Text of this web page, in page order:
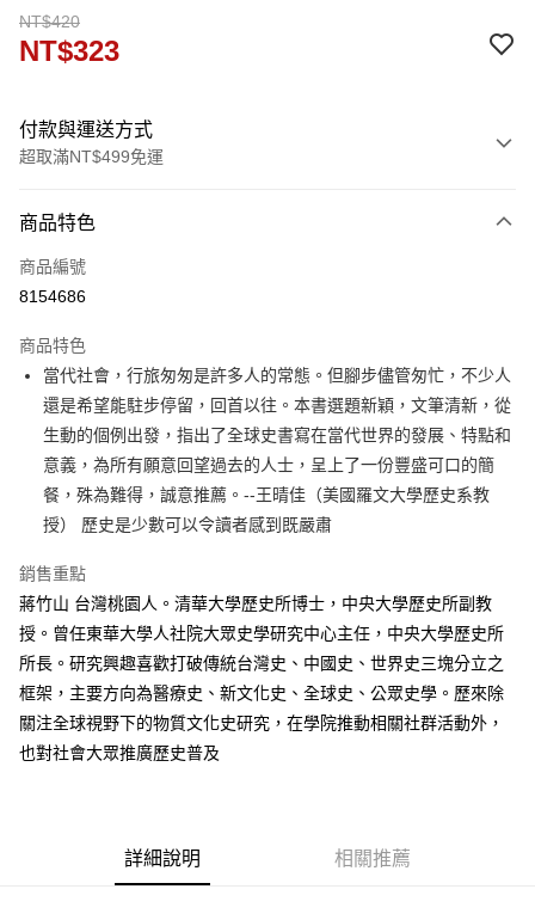
NT$420
NT$323
付款與運送方式
超取滿NT$499免運
信用卡一次付款
ATM付款
運送方式
付款後全家取貨
每筆NT$60，滿NT$499(含以上)免運費
付款後7-11取貨
每筆NT$60，滿NT$499(含以上)免運費
宅配
每筆NT$100，滿NT$499(含以上)免運費
商品特色
商品編號
8154686
商品特色
當代社會，行旅匆匆是許多人的常態。但腳步儘管匆忙，不少人
還是希望能駐步停留，回首以往。本書選題新穎，文筆清新，從
生動的個例出發，指出了全球史書寫在當代世界的發展、特點和
意義，為所有願意回望過去的人士，呈上了一份豐盛可口的簡
餐，殊為難得，誠意推薦。--王晴佳（美國羅文大學歷史系教
授） 歷史是少數可以令讀者感到既嚴肅
銷售重點
蔣竹山 台灣桃園人。清華大學歷史所博士，中央大學歷史所副教
授。曾任東華大學人社院大眾史學研究中心主任，中央大學歷史所
所長。研究興趣喜歡打破傳統台灣史、中國史、世界史三塊分立之
框架，主要方向為醫療史、新文化史、全球史、公眾史學。歷來除
關注全球視野下的物質文化史研究，在學院推動相關社群活動外，
也對社會大眾推廣歷史普及
詳細說明 相關推薦